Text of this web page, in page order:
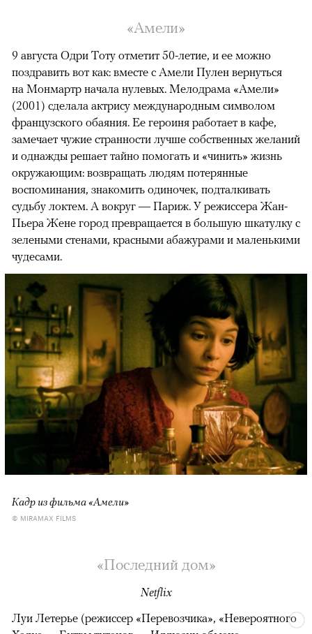
«Амели»
9 августа Одри Тоту отметит 50-летие, и ее можно
поздравить вот как: вместе с Амели Пулен вернуться
на Монмартр начала нулевых. Мелодрама «Амели»
(2001) сделала актрису международным символом
французского обаяния. Ее героиня работает в кафе,
замечает чужие странности лучше собственных желаний
и однажды решает тайно помогать и «чинить» жизнь
окружающим: возвращать людям потерянные
воспоминания, знакомить одиночек, подталкивать
судьбу локтем. А вокруг — Париж. У режиссера Жан-
Пьера Жене город превращается в большую шкатулку с
зелеными стенами, красными абажурами и маленькими
чудесами.
Кадр из фильма «Амели»
© MIRAMAX FILMS
«Последний дом»
Netflix
Луи Летерье (режиссер «Перевозчика», «Невероятного